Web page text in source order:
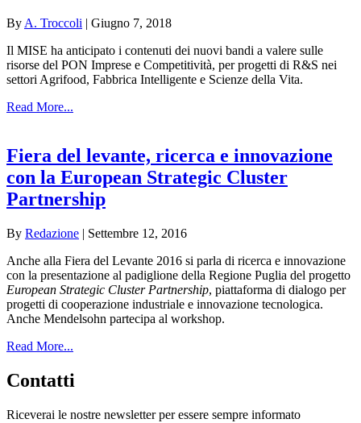
By A. Troccoli | Giugno 7, 2018
Il MISE ha anticipato i contenuti dei nuovi bandi a valere sulle
risorse del PON Imprese e Competitività, per progetti di R&S nei
settori Agrifood, Fabbrica Intelligente e Scienze della Vita.
Read More...
Fiera del levante, ricerca e innovazione
con la European Strategic Cluster
Partnership
By Redazione | Settembre 12, 2016
Anche alla Fiera del Levante 2016 si parla di ricerca e innovazione
con la presentazione al padiglione della Regione Puglia del progetto
European Strategic Cluster Partnership, piattaforma di dialogo per
progetti di cooperazione industriale e innovazione tecnologica.
Anche Mendelsohn partecipa al workshop.
Read More...
Contatti
Riceverai le nostre newsletter per essere sempre informato